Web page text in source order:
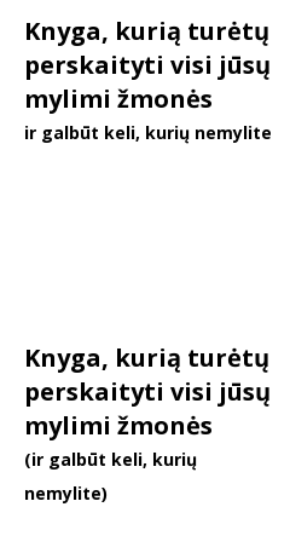
+370 667 80 541
info@elvislab.lt
Knyga, kurią turėtų
perskaityti visi jūsų
mylimi žmonės
ir galbūt keli, kurių nemylite
Knyga, kurią turėtų
perskaityti visi jūsų
mylimi žmonės
(ir galbūt keli, kurių
nemylite)